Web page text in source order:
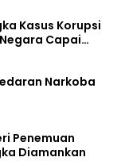
Kasus Korupsi
Capai
Narkoba
Penemuan
Diamankan